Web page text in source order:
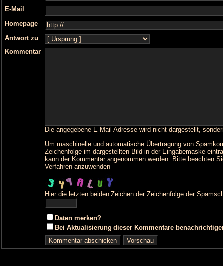
E-Mail
Homepage
Antwort zu
Kommentar
Die angegebene E-Mail-Adresse wird nicht dargestellt,
Um maschinelle und automatische Übertragung von
Zeichenfolge im dargestellten Bild in der Eingabemaske
kann der Kommentar angenommen werden. Bitte beachten
Verfahren anzuwenden.
Hier die letzten beiden Zeichen der Zeichenfolge der
Daten merken?
Bei Aktualisierung dieser Kommentare